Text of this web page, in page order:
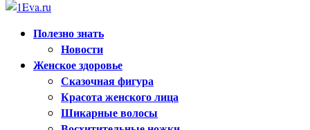
Полезно знать
Новости
Женское здоровье
Сказочная фигура
Красота женского лица
Шикарные волосы